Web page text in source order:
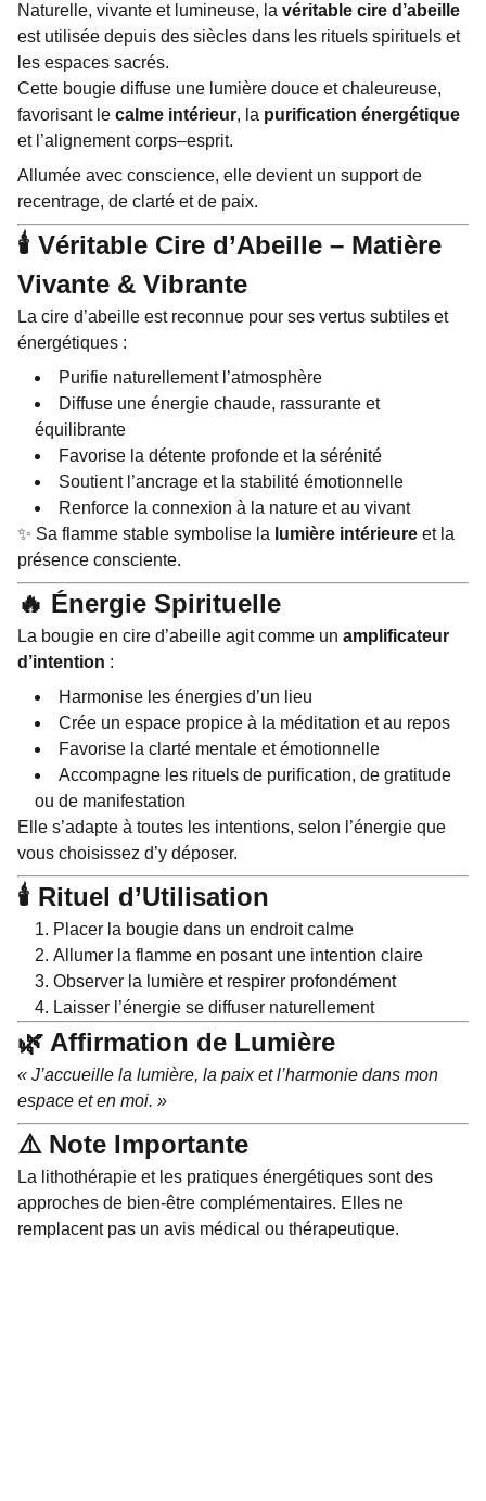
Naturelle, vivante et lumineuse, la véritable cire d’abeille
est utilisée depuis des siècles dans les rituels spirituels et
les espaces sacrés.
Cette bougie diffuse une lumière douce et chaleureuse,
favorisant le calme intérieur, la purification énergétique
et l’alignement corps–esprit.
Allumée avec conscience, elle devient un support de
recentrage, de clarté et de paix.
🕯️ Véritable Cire d’Abeille – Matière
Vivante & Vibrante
La cire d’abeille est reconnue pour ses vertus subtiles et
énergétiques :
Purifie naturellement l’atmosphère
Diffuse une énergie chaude, rassurante et
équilibrante
Favorise la détente profonde et la sérénité
Soutient l’ancrage et la stabilité émotionnelle
Renforce la connexion à la nature et au vivant
✨ Sa flamme stable symbolise la lumière intérieure et la
présence consciente.
🔥 Énergie Spirituelle
La bougie en cire d’abeille agit comme un amplificateur
d’intention :
Harmonise les énergies d’un lieu
Crée un espace propice à la méditation et au repos
Favorise la clarté mentale et émotionnelle
Accompagne les rituels de purification, de gratitude
ou de manifestation
Elle s’adapte à toutes les intentions, selon l’énergie que
vous choisissez d’y déposer.
🕯️ Rituel d’Utilisation
Placer la bougie dans un endroit calme
Allumer la flamme en posant une intention claire
Observer la lumière et respirer profondément
Laisser l’énergie se diffuser naturellement
🌿 Affirmation de Lumière
« J’accueille la lumière, la paix et l’harmonie dans mon
espace et en moi. »
⚠️ Note Importante
La lithothérapie et les pratiques énergétiques sont des
approches de bien-être complémentaires. Elles ne
remplacent pas un avis médical ou thérapeutique.